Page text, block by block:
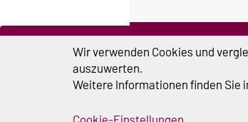
ZERTIFIKATE
Familie in der
Systemakkreditierung
Wir verwenden Cookies und
auszuwerten.
Weitere Informationen finden Sie